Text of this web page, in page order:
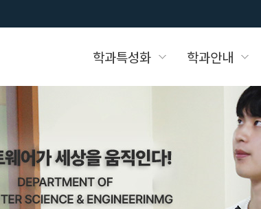
학과특성화
일본 기업 취업안내
퍼스 KDT 과정
학과안내
학생회임원소개
력업체
시판 학과 강의자료실